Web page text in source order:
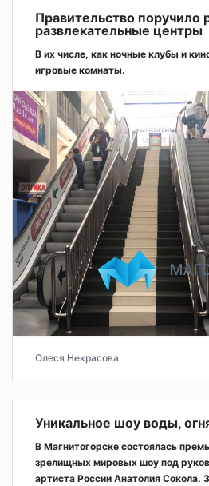
Правительство поручило
развлекательные центры
В их числе, как ночные клубы и
игровые комнаты.
Олеся Некрасова
Уникальное шоу воды,
В Магнитогорске состоялась
зрелищных мировых шоу под
артиста России Анатолия